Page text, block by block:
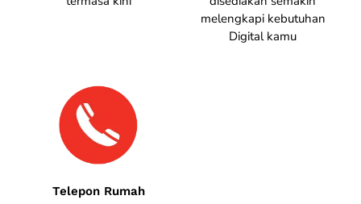
melengkapi kebutuhan
Digital kamu
Telepon Rumah